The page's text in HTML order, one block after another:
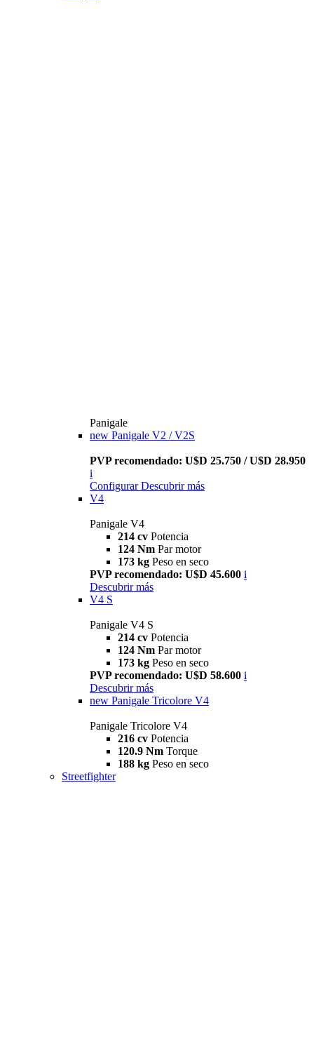
Panigale
new Panigale V2 / V2S
PVP recomendado: U$D 25.750 / U$D 28.950
i
Configurar Descubrir más
V4
Panigale V4
214 cv Potencia
124 Nm Par motor
173 kg Peso en seco
PVP recomendado: U$D 45.600 i
Descubrir más
V4 S
Panigale V4 S
214 cv Potencia
124 Nm Par motor
173 kg Peso en seco
PVP recomendado: U$D 58.600 i
Descubrir más
new Panigale Tricolore V4
Panigale Tricolore V4
216 cv Potencia
120.9 Nm Torque
188 kg Peso en seco
Streetfighter